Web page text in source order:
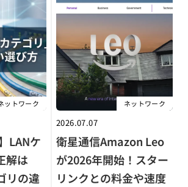
ットワーク
LANケ
解は
リの違
ネットワーク
2026.07.07
衛星通信Amazon Leo
が2026年開始！スター
リンクとの料金や速度